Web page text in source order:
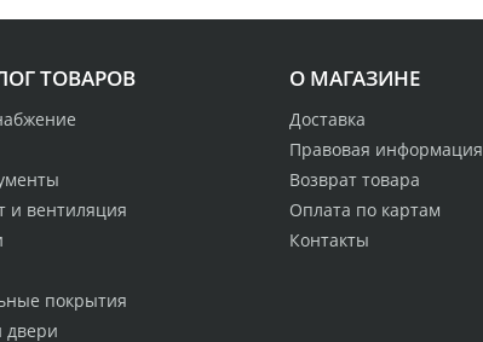
О МАГАЗИНЕ
Доставка
Правовая информация
Возврат товара
Оплата по картам
Контакты
ТОВАРОВ
и вентиляция
покрытия
двери